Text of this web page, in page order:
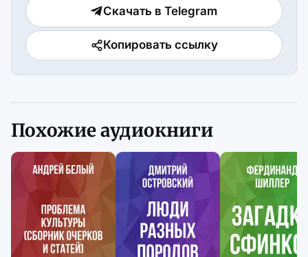
Скачать в Telegram
Копировать ссылку
Похожие аудиокниги